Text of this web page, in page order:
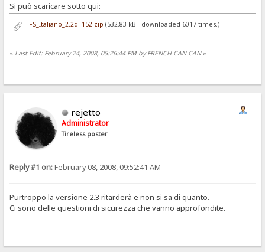
Si può scaricare sotto qui:
HFS_Italiano_2.2d- 152.zip (532.83 kB - downloaded 6017 times.)
« Last Edit: February 24, 2008, 05:26:44 PM by FRENCH CAN CAN»
rejetto
Administrator
Tireless poster
Reply #1 on:February 08, 2008, 09:52:41 AM
Purtroppo la versione 2.3 ritarderà e non si sa di quanto.
Ci sono delle questioni di sicurezza che vanno approfondite.